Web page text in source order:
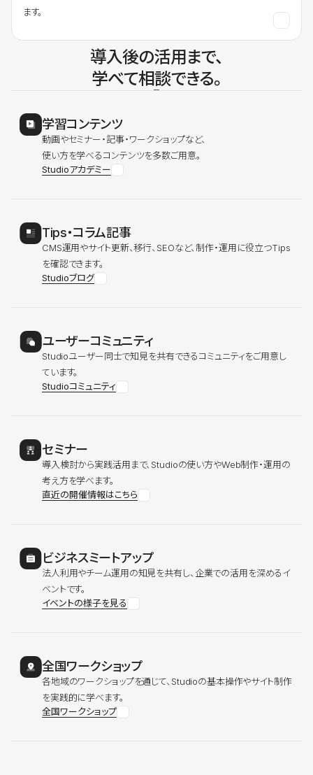
ます。
導入後の活用まで、
学べて相談できる。
学習コンテンツ
動画やセミナー・記事・ワークショップなど、
使い方を学べるコンテンツを多数ご用意。
Studioアカデミー
Tips・コラム記事
CMS運用やサイト更新、移行、SEOなど、制作・運用に役立つTips
を確認できます。
Studioブログ
ユーザーコミュニティ
Studioユーザー同士で知見を共有できるコミュニティをご用意し
ています。
Studioコミュニティ
セミナー
導入検討から実践活用まで、Studioの使い方やWeb制作・運用の
考え方を学べます。
直近の開催情報はこちら
ビジネスミートアップ
法人利用やチーム運用の知見を共有し、企業での活用を深めるイ
ベントです。
イベントの様子を見る
全国ワークショップ
各地域のワークショップを通じて、Studioの基本操作やサイト制作
を実践的に学べます。
全国ワークショップ